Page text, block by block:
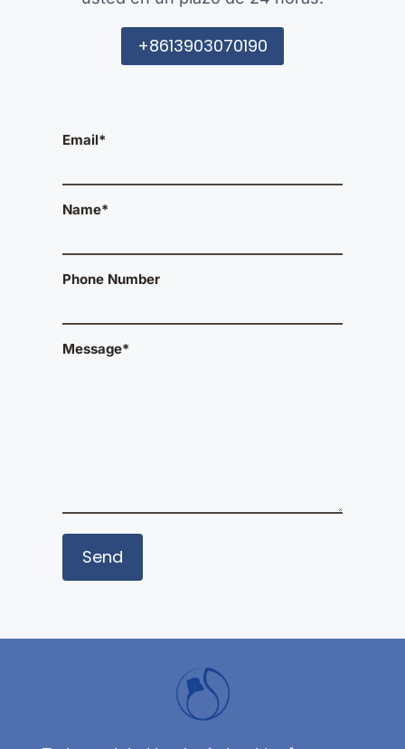
+8613903070190
Email*
Name*
Phone Number
Message*